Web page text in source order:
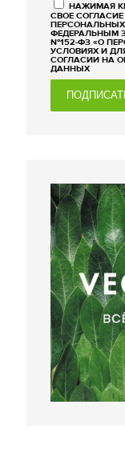
НАЖИМАЯ
СВОЕ
ФЕДЕРАЛЬНЫМ
№152-ФЗ «О
УСЛОВИЯХ И
СОГЛАСИИ НА
ДАННЫХ